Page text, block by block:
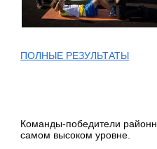
ПОЛНЫЕ РЕЗУЛЬТАТЫ
Команды-победители
самом высоком уровне.